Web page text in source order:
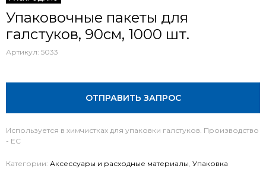
Упаковочные пакеты для
галстуков, 90cм, 1000 шт.
Артикул: 5033
ОТПРАВИТЬ ЗАПРОС
Используется в химчистках для упаковки галстуков. Производство
- EC
Категории: Аксессуары и расходные материалы, Упаковка